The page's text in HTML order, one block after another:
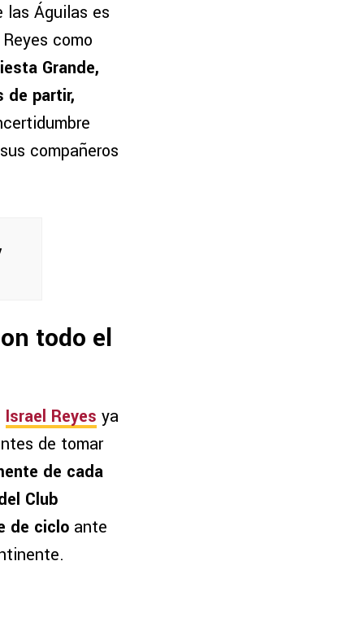
las Águilas es
como
Grande,
de partir,
compañeros
todo el
Israel Reyes ya
de tomar
de cada
Club
de ciclo ante